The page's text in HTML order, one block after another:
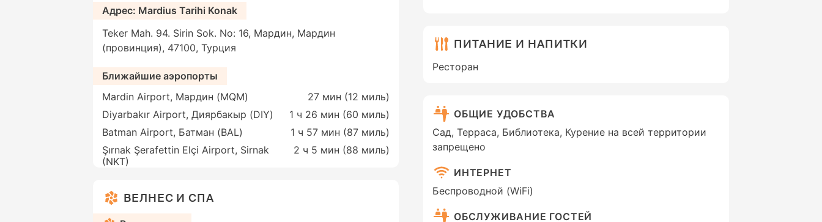
Адрес: Mardius Tarihi Konak
Teker Mah. 94. Sirin Sok. No: 16, Мардин, Мардин
(провинция), 47100, Турция
Ближайшие аэропорты
Mardin Airport, Мардин (MQM)
27 мин (12 миль)
Diyarbakır Airport, Диярбакыр (DIY)
1 ч 26 мин (60 миль)
Batman Airport, Батман (BAL)
1 ч 57 мин (87 миль)
Şırnak Şerafettin Elçi Airport, Sirnak
(NKT)
2 ч 5 мин (88 миль)
ВЕЛНЕС И СПА
ПИТАНИЕ И НАПИТКИ
Ресторан
ОБЩИЕ УДОБСТВА
Сад, Терраса, Библиотека, Курение на всей территории
запрещено
ИНТЕРНЕТ
Беспроводной (WiFi)
ОБСЛУЖИВАНИЕ ГОСТЕЙ